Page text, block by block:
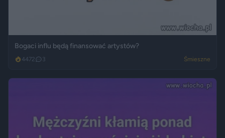
Bogaci influ będą finansować artystów?
4472 3 Śmieszne